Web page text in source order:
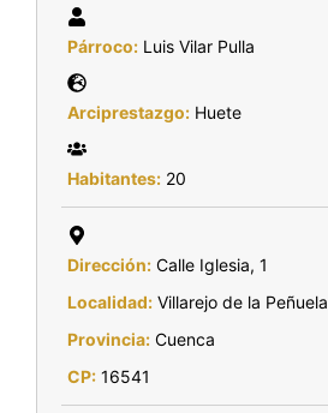
Párroco: Luis Vilar Pulla
Arciprestazgo: Huete
Habitantes: 20
Dirección: Calle Iglesia, 1
Localidad: Villarejo de la Peñuela
Provincia: Cuenca
CP: 16541